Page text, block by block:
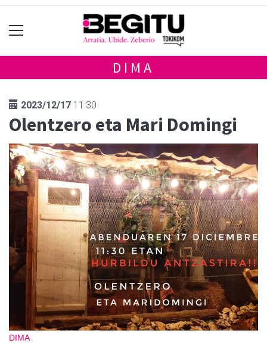
DIMA
2023/12/17 11:30
Olentzero eta Mari Domingi
DIMA